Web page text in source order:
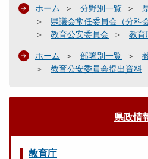
ホーム 分野別一覧
県議会常任委員会（分科
教育公安委員会
教育
ホーム 部署別一覧
教育公安委員会提出資料
県政情
教育庁